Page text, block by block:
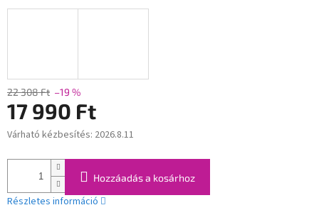
22 308 Ft –19 %
17 990 Ft
Egységár:
Várható kézbesítés: 2026.8.11
Hozzáadás a kosárhoz
Részletes információ